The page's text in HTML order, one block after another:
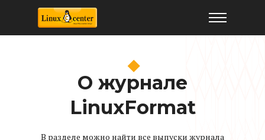
Архив журнала LinuxFormat
О журнале
LinuxFormat
В разделе можно найти все выпуски журнала